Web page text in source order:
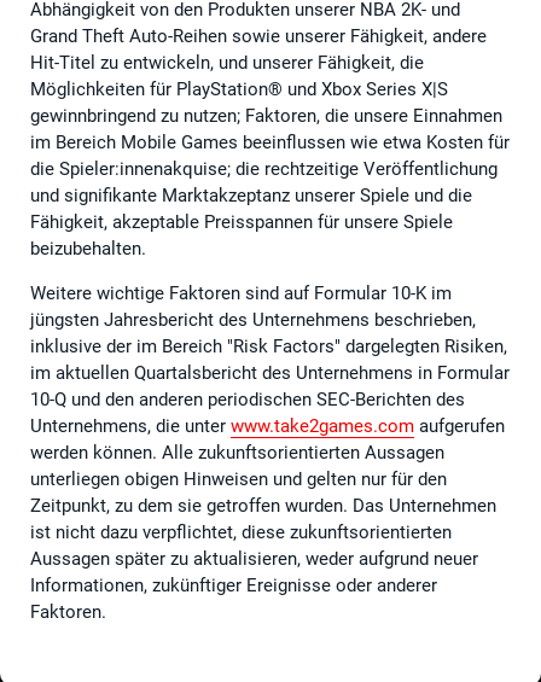
Abhängigkeit von den Produkten unserer NBA 2K- und
Grand Theft Auto-Reihen sowie unserer Fähigkeit, andere
Hit-Titel zu entwickeln, und unserer Fähigkeit, die
Möglichkeiten für PlayStation® und Xbox Series X|S
gewinnbringend zu nutzen; Faktoren, die unsere Einnahmen
im Bereich Mobile Games beeinflussen wie etwa Kosten für
die Spieler:innenakquise; die rechtzeitige Veröffentlichung
und signifikante Marktakzeptanz unserer Spiele und die
Fähigkeit, akzeptable Preisspannen für unsere Spiele
beizubehalten.
Weitere wichtige Faktoren sind auf Formular 10-K im
jüngsten Jahresbericht des Unternehmens beschrieben,
inklusive der im Bereich "Risk Factors" dargelegten Risiken,
im aktuellen Quartalsbericht des Unternehmens in Formular
10-Q und den anderen periodischen SEC-Berichten des
Unternehmens, die unter www.take2games.com aufgerufen
werden können. Alle zukunftsorientierten Aussagen
unterliegen obigen Hinweisen und gelten nur für den
Zeitpunkt, zu dem sie getroffen wurden. Das Unternehmen
ist nicht dazu verpflichtet, diese zukunftsorientierten
Aussagen später zu aktualisieren, weder aufgrund neuer
Informationen, zukünftiger Ereignisse oder anderer
Faktoren.